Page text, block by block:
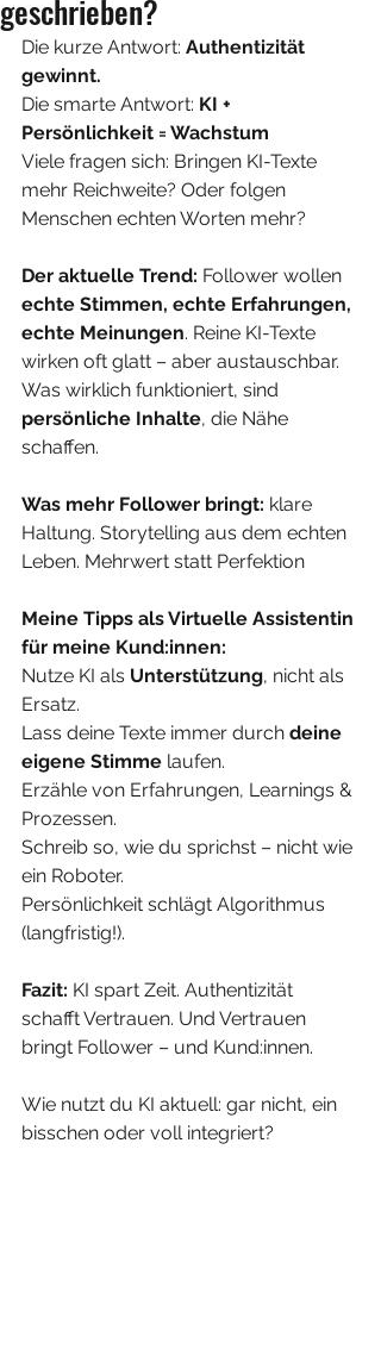
geschrieben?
Die kurze Antwort: Authentizität
gewinnt.
Die smarte Antwort: KI +
Persönlichkeit = Wachstum
Viele fragen sich: Bringen KI-Texte
mehr Reichweite? Oder folgen
Menschen echten Worten mehr?
Der aktuelle Trend: Follower wollen
echte Stimmen, echte Erfahrungen,
echte Meinungen. Reine KI-Texte
wirken oft glatt – aber austauschbar.
Was wirklich funktioniert, sind
persönliche Inhalte, die Nähe
schaffen.
Was mehr Follower bringt: klare
Haltung. Storytelling aus dem echten
Leben. Mehrwert statt Perfektion
Meine Tipps als Virtuelle Assistentin
für meine Kund:innen:
Nutze KI als Unterstützung, nicht als
Ersatz.
Lass deine Texte immer durch deine
eigene Stimme laufen.
Erzähle von Erfahrungen, Learnings &
Prozessen.
Schreib so, wie du sprichst – nicht wie
ein Roboter.
Persönlichkeit schlägt Algorithmus
(langfristig!).
Fazit: KI spart Zeit. Authentizität
schafft Vertrauen. Und Vertrauen
bringt Follower – und Kund:innen.
Wie nutzt du KI aktuell: gar nicht, ein
bisschen oder voll integriert?